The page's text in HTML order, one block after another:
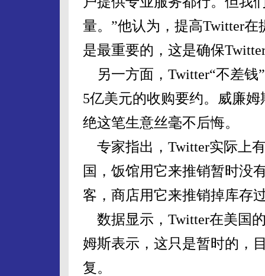
量。”他认为，提高Twitter
是最重要的，这是确保
另一方面，Twitter“不差钱
5亿美元的收购要约。威廉
绝这笔生意丝毫不后悔。
专家指出，Twitter实际上
国，饭馆用它来推销暂时没
客，商店用它来推销掉库存
数据显示，Twitter在美国
姆斯表示，这只是暂时的，
复。